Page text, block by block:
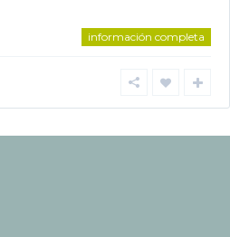
información completa